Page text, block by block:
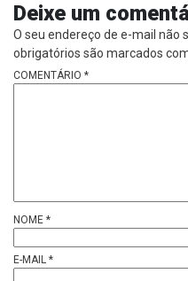
Deixe um
O seu endereço de e-mail não
obrigatórios são marcados
COMENTÁRIO *
NOME *
E-MAIL *